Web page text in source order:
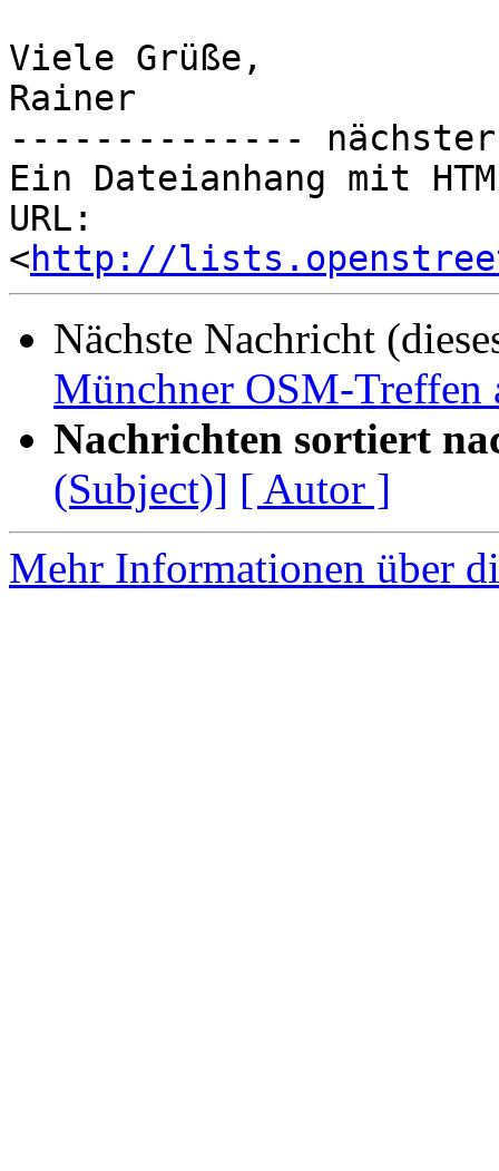
Viele Grüße,
Rainer
--------------
Ein Dateianhang mit
URL:
<http://
Nächste Nachricht
Münchner OSM-Treffen
Nachrichten sortiert
(Subject)] [ Autor ]
Mehr Informationen über